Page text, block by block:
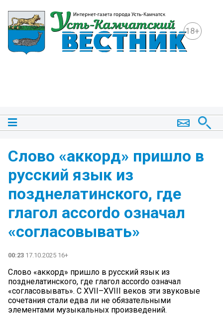
18+
Слово «аккорд» пришло в
русский язык из
позднелатинского, где
глагол accordo означал
«согласовывать»
00:23 17.10.2025 16+
Слово «аккорд» пришло в русский язык из
позднелатинского, где глагол accordo означал
«согласовывать». С XVII–XVIII веков эти звуковые
сочетания стали едва ли не обязательными
элементами музыкальных произведений.